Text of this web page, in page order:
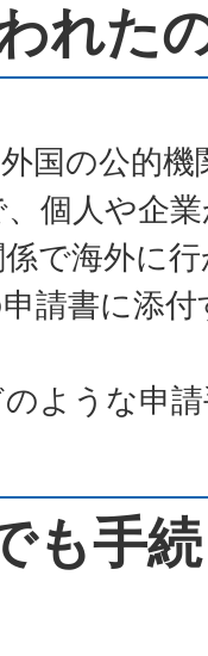
れた
国の公的
個人や企
で海外に
請書に添
ような申
も手